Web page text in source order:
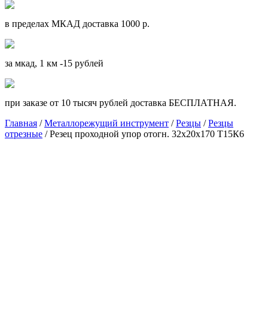
в пределах МКАД доставка 1000 р.
за мкад, 1 км -15 рублей
при заказе от 10 тысяч рублей доставка БЕСПЛАТНАЯ.
Главная /Металлорежущий инструмент /Резцы /Резцы
отрезные / Резец проходной упор отогн. 32х20х170 Т15К6